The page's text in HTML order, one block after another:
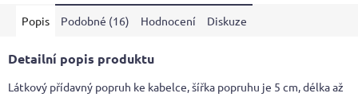
Popis Podobné (16) Hodnocení Diskuze
Detailní popis produktu
Látkový přídavný popruh ke kabelce, šířka popruhu je 5 cm, délka až